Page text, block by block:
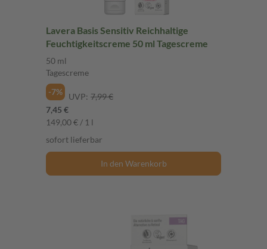
Lavera Basis Sensitiv Reichhaltige
Feuchtigkeitscreme 50 ml Tagescreme
50 ml
Tagescreme
-7%
UVP: 7,99 €
7,45 €
149,00 € / 1 l
sofort lieferbar
In den Warenkorb